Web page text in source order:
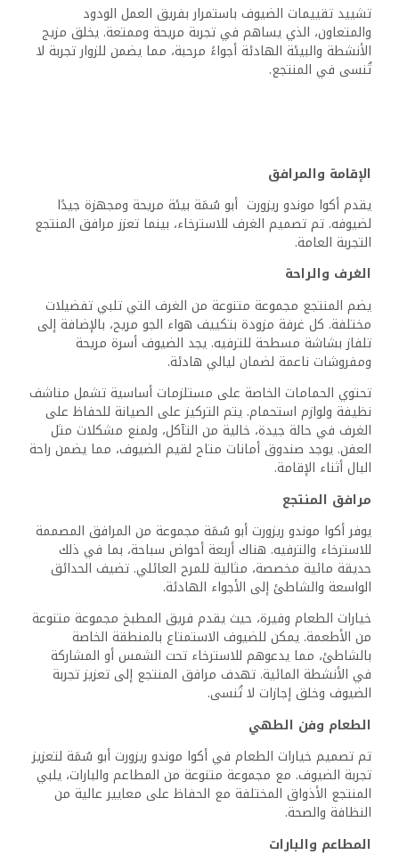
تشييد تقييمات الضيوف باستمرار بفريق العمل الودود
والمتعاون، الذي يساهم في تجربة مريحة وممتعة. يخلق مزيج
الأنشطة والبيئة الهادئة أجواءً مرحبة، مما يضمن للزوار تجربة لا
تُنسى في المنتجع.
الإقامة والمرافق
يقدم أكوا موندو ريزورت أبو سُمَة بيئة مريحة ومجهزة جيدًا
لضيوفه. تم تصميم الغرف للاسترخاء، بينما تعزز مرافق المنتجع
التجربة العامة.
الغرف والراحة
يضم المنتجع مجموعة متنوعة من الغرف التي تلبي تفضيلات
مختلفة. كل غرفة مزودة بتكييف هواء الجو مريح، بالإضافة إلى
تلفاز بشاشة مسطحة للترفيه. يجد الضيوف أسرة مريحة
ومفروشات ناعمة لضمان ليالي هادئة.
تحتوي الحمامات الخاصة على مستلزمات أساسية تشمل مناشف
نظيفة ولوازم استحمام. يتم التركيز على الصيانة للحفاظ على
الغرف في حالة جيدة، خالية من التآكل، ولمنع مشكلات مثل
العفن. يوجد صندوق أمانات متاح لقيم الضيوف، مما يضمن راحة
البال أثناء الإقامة.
مرافق المنتجع
يوفر أكوا موندو ريزورت أبو سُمَة مجموعة من المرافق المصممة
للاسترخاء والترفيه. هناك أربعة أحواض سباحة، بما في ذلك
حديقة مائية مخصصة، مثالية للمرح العائلي. تضيف الحدائق
الواسعة والشاطئ إلى الأجواء الهادئة.
خيارات الطعام وفيرة، حيث يقدم فريق المطبخ مجموعة متنوعة
من الأطعمة. يمكن للضيوف الاستمتاع بالمنطقة الخاصة
بالشاطئ، مما يدعوهم للاسترخاء تحت الشمس أو المشاركة
في الأنشطة المائية. تهدف مرافق المنتجع إلى تعزيز تجربة
الضيوف وخلق إجازات لا تُنسى.
الطعام وفن الطهي
تم تصميم خيارات الطعام في أكوا موندو ريزورت أبو سُمَة لتعزيز
تجربة الضيوف. مع مجموعة متنوعة من المطاعم والبارات، يلبي
المنتجع الأذواق المختلفة مع الحفاظ على معايير عالية من
النظافة والصحة.
المطاعم والبارات